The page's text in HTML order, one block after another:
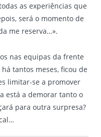
as experiências que
será o momento de
me reserva…».
nas equipas da frente
tantos meses, ficou de
limitar-se a promover
está a demorar tanto o
para outra surpresa?